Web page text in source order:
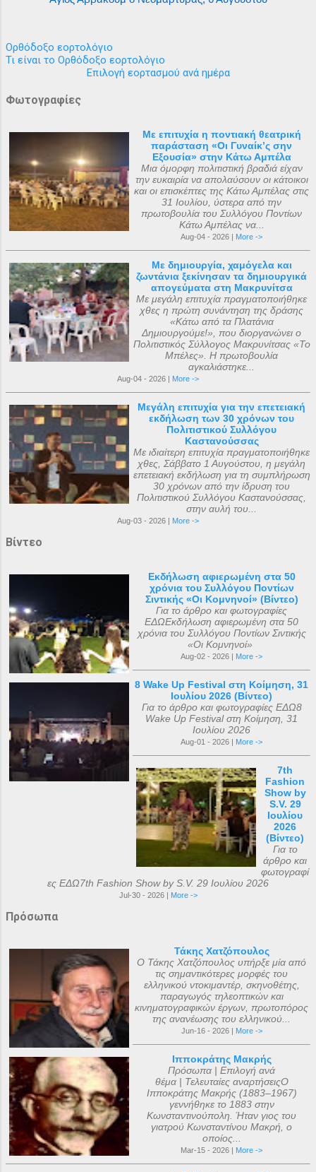
Ορθόδοξο εορτολόγιο
Τι είναι το Ορθόδοξο εορτολόγιο
Επιλογή εορτασμού ανά ημέρα
Φωτογραφίες
Με επιτυχία η ποντιακή θεατρική
παράσταση «Οι Γυναίκ’ς σην
Εξουσία» στην Κάτω Αμπέλα
Μια όμορφη πολιτιστική βραδιά είχαν
την ευκαιρία να απολαύσουν οι κάτοικοι
και οι επισκέπτες της Κάτω Αμπέλας στις
31 Ιουλίου, ύστερα από την
πρωτοβουλία του Συλλόγου Ποντίων
Κάτω Αμπέλας να...
Aug-04 - 2026 | More ->
Με δημιουργία, χαμόγελα και
ζωντάνια ξεκίνησαν τα δημιουργικά
απογεύματα στη Μακρυνίτσα
Με μεγάλη επιτυχία πραγματοποιήθηκε
χθες η πρώτη συνάντηση της δράσης
«Κάτω από τα Πλατάνια
Δημιουργούμε!», που διοργανώνει ο
Πολιτιστικός Σύλλογος Μακρυνίτσας «Το
Μπέλες». Η πρωτοβουλία
αγκαλιάστηκε...
Aug-04 - 2026 | More ->
Μεγάλη επιτυχία για την επετειακή
εκδήλωση των 30 χρόνων του
Πολιτιστικού Συλλόγου
Καστανούσσας
Με ιδιαίτερη επιτυχία πραγματοποιήθηκε
χθες, Σάββατο 1 Αυγούστου, η μεγάλη
επετειακή εκδήλωση για τη συμπλήρωση
30 χρόνων από την ίδρυση του
Πολιτιστικού Συλλόγου Καστανούσσας,
στην αυλή του...
Aug-03 - 2026 | More ->
Βίντεο
Εκδήλωση αφιερωμένη στα 50
χρόνια του Συλλόγου Ποντίων
Σιντικής «Οι Κομνηνοί» (Βίντεο)
Για το άρθρο και φωτογραφίες
ΕΔΩΕκδήλωση αφιερωμένη στα 50
χρόνια του Συλλόγου Ποντίων Σιντικής
«Οι Κομνηνοί»
Aug-02 - 2026 | More ->
8 Wake Up Festival στη Κοίμηση, 31
Ιουλίου 2026 (Βίντεο)
Για το άρθρο και φωτογραφίες ΕΔΩ8
Wake Up Festival στη Κοίμηση, 31
Ιουλίου 2026
Aug-01 - 2026 | More ->
7th
Fashion
Show by
S.V. 29
Ιουλίου
2026
(Βίντεο)
Για το
άρθρο και
φωτογραφί
ες ΕΔΩ7th Fashion Show by S.V. 29 Ιουλίου 2026
Jul-30 - 2026 | More ->
Πρόσωπα
Τάκης Χατζόπουλος
Ο Τάκης Χατζόπουλος υπήρξε μία από
τις σημαντικότερες μορφές του
ελληνικού ντοκιμαντέρ, σκηνοθέτης,
παραγωγός τηλεοπτικών και
κινηματογραφικών έργων, πρωτοπόρος
της ανανέωσης του ελληνικού...
Jun-16 - 2026 | More ->
Ιπποκράτης Μακρής
Πρόσωπα | Επιλογή ανά
θέμα | Τελευταίες αναρτήσειςΟ
Ιπποκράτης Μακρής (1883–1967)
γεννήθηκε το 1883 στην
Κωνσταντινούπολη. Ήταν γιος του
γιατρού Κωνσταντίνου Μακρή, ο
οποίος...
Mar-15 - 2026 | More ->